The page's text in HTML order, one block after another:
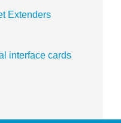
Extenders
interface cards